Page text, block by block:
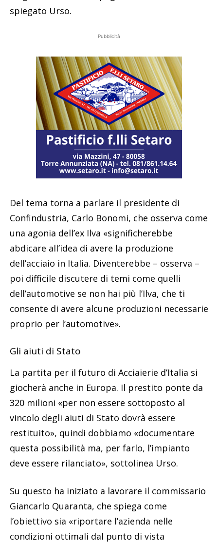
spiegato Urso.
Pubblicità
Del tema torna a parlare il presidente di
Confindustria, Carlo Bonomi, che osserva come
una agonia dell’ex Ilva «significherebbe
abdicare all’idea di avere la produzione
dell’acciaio in Italia. Diventerebbe – osserva –
poi difficile discutere di temi come quelli
dell’automotive se non hai più l’Ilva, che ti
consente di avere alcune produzioni necessarie
proprio per l’automotive».
Gli aiuti di Stato
La partita per il futuro di Acciaierie d’Italia si
giocherà anche in Europa. Il prestito ponte da
320 milioni «per non essere sottoposto al
vincolo degli aiuti di Stato dovrà essere
restituito», quindi dobbiamo «documentare
questa possibilità ma, per farlo, l’impianto
deve essere rilanciato», sottolinea Urso.
Su questo ha iniziato a lavorare il commissario
Giancarlo Quaranta, che spiega come
l’obiettivo sia «riportare l’azienda nelle
condizioni ottimali dal punto di vista